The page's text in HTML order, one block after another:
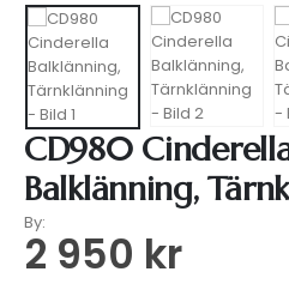
CD980
Balklänning,
By:
2 950 kr